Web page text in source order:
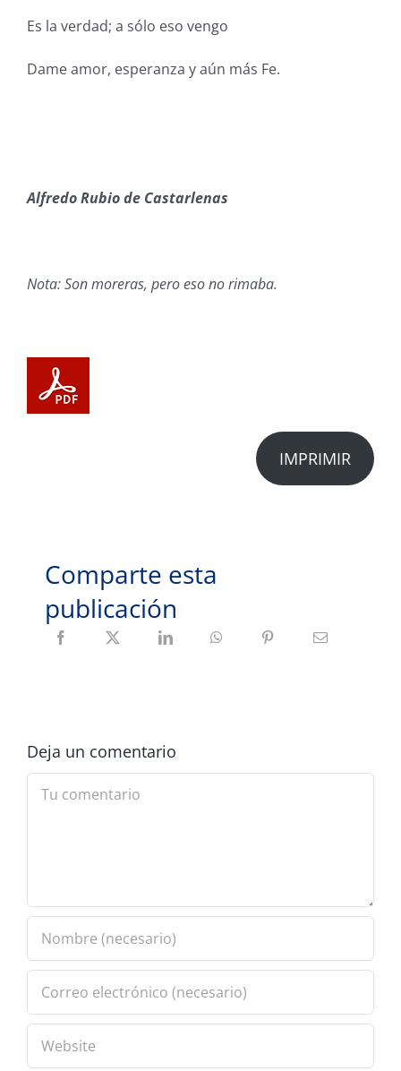
Es la verdad; a sólo eso vengo
Dame amor, esperanza y aún más Fe.
Alfredo Rubio de Castarlenas
Nota: Son moreras, pero eso no rimaba.
IMPRIMIR
Comparte esta
publicación
Deja un comentario
Comment